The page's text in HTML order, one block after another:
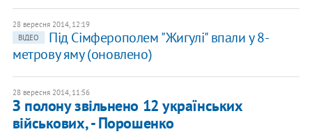
28 вересня 2014, 12:19
ВІДЕО
Під Сімферополем "Жигулі" впали у 8-
метрову яму (оновлено)
28 вересня 2014, 11:56
З полону звільнено 12 українських
військових, - Порошенко